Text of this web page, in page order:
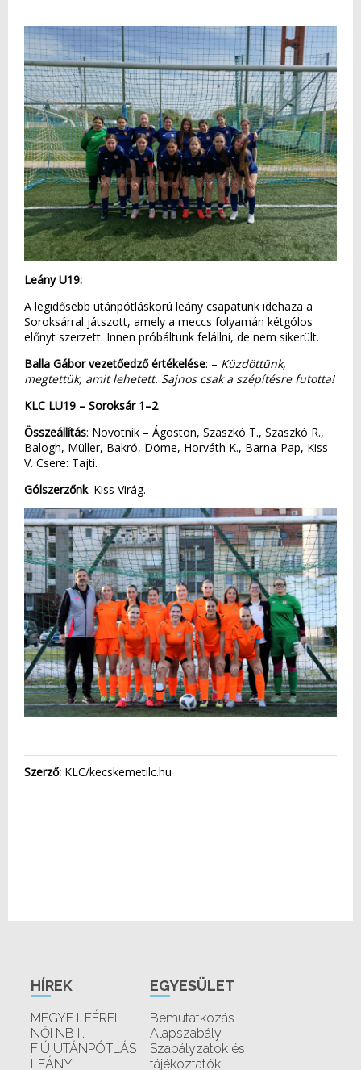
Leány U19:
A legidősebb utánpótláskorú leány csapatunk idehaza a
Soroksárral játszott, amely a meccs folyamán kétgólos
előnyt szerzett. Innen próbáltunk felállni, de nem sikerült.
Balla Gábor vezetőedző értékelése: – Küzdöttünk,
megtettük, amit lehetett. Sajnos csak a szépítésre futotta!
KLC LU19 – Soroksár 1–2
Összeállítás: Novotnik – Ágoston, Szaszkó T., Szaszkó R.,
Balogh, Müller, Bakró, Döme, Horváth K., Barna-Pap, Kiss
V. Csere: Tajti.
Gólszerzőnk: Kiss Virág.
Szerző: KLC/kecskemetilc.hu
HÍREK
MEGYE I. FÉRFI
NŐI NB II.
FIÚ UTÁNPÓTLÁS
LEÁNY
EGYESÜLET
Bemutatkozás
Alapszabály
Szabályzatok és
tájékoztatók